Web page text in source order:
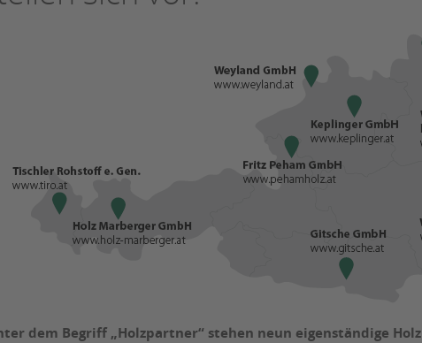
dem Begriff „Holzpartner“ stehen neun eigenständige